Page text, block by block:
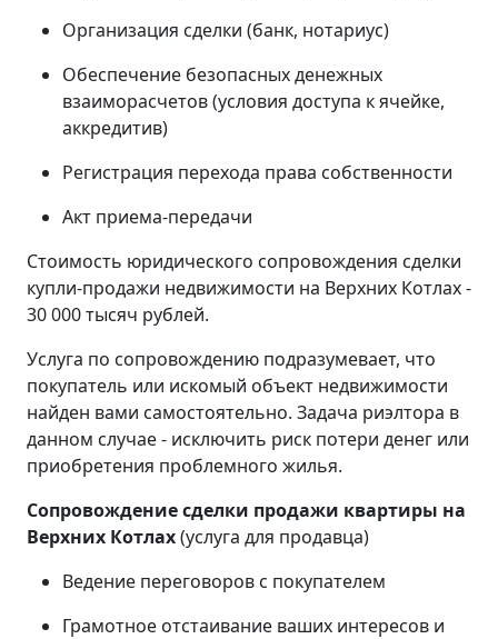
Организация сделки (банк, нотариус)
Обеспечение безопасных денежных
взаиморасчетов (условия доступа к ячейке,
аккредитив)
Регистрация перехода права собственности
Акт приема-передачи
Стоимость юридического сопровождения сделки
купли-продажи недвижимости на Верхних Котлах -
30 000 тысяч рублей.
Услуга по сопровождению подразумевает, что
покупатель или искомый объект недвижимости
найден вами самостоятельно. Задача риэлтора в
данном случае - исключить риск потери денег или
приобретения проблемного жилья.
Сопровождение сделки продажи квартиры на
Верхних Котлах(услуга для продавца)
Ведение переговоров с покупателем
Грамотное отстаивание ваших интересов и